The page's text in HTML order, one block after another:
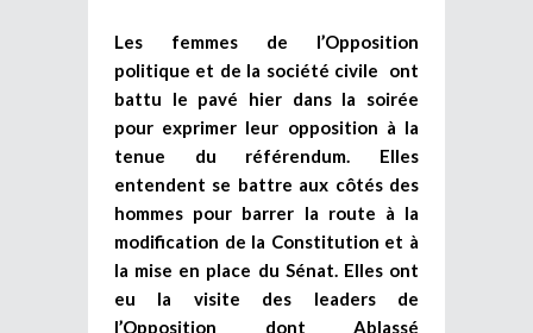
Les femmes de l’Opposition
politique et de la société civile ont
battu le pavé hier dans la soirée
pour exprimer leur opposition à la
tenue du référendum. Elles
entendent se battre aux côtés des
hommes pour barrer la route à la
modification de la Constitution et à
la mise en place du Sénat. Elles ont
eu la visite des leaders de
l’Opposition dont Ablassé